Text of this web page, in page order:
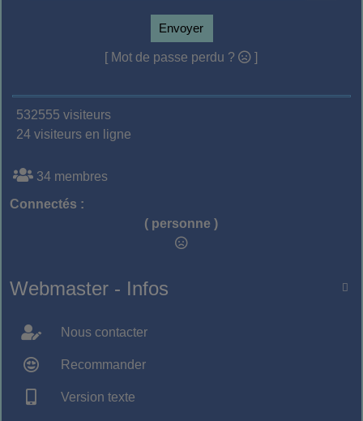
Envoyer
[ Mot de passe perdu ? ]
532555 visiteurs
24 visiteurs en ligne
34 membres
Connectés :
( personne )

Webmaster - Infos
Nous contacter
Recommander
Version texte